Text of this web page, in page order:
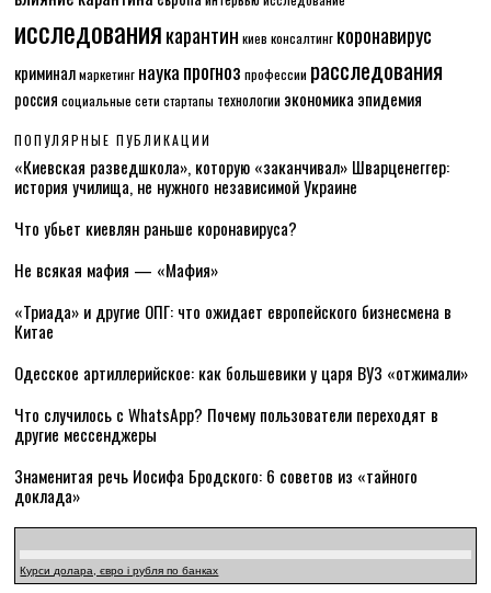
исследованиякарантин киев консалтинг коронавирус
криминалмаркетинг наукапрогноз профессии расследования
россия социальные сети стартапы технологии экономика эпидемия
ПОПУЛЯРНЫЕ ПУБЛИКАЦИИ
«Киевская разведшкола», которую «заканчивал» Шварценеггер:
история училища, не нужного независимой Украине
Что убьет киевлян раньше коронавируса?
Не всякая мафия — «Мафия»
«Триада» и другие ОПГ: что ожидает европейского бизнесмена в
Китае
Одесское артиллерийское: как большевики у царя ВУЗ «отжимали»
Что случилось с WhatsApp? Почему пользователи переходят в
другие мессенджеры
Знаменитая речь Иосифа Бродского: 6 советов из «тайного
доклада»
Курси долара, євро і рубля по банках